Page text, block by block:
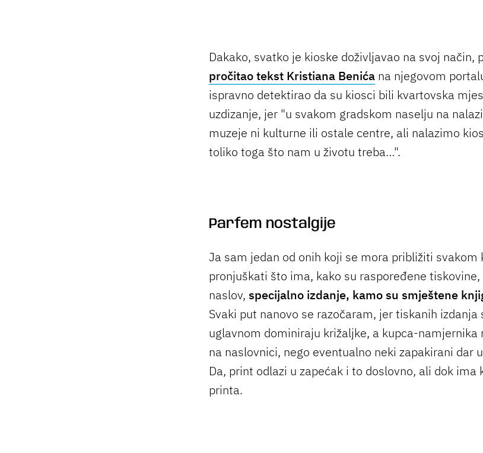
Dakako, svatko je kioske doživljavao na svoj način,
pročitao tekst Kristiana Benića na njegovom
ispravno detektirao da su kiosci bili kvartovska
uzdizanje, jer "u svakom gradskom naselju na
muzeje ni kulturne ili ostale centre, ali nalazimo
toliko toga što nam u životu treba…".
Parfem nostalgije
Ja sam jedan od onih koji se mora približiti svakom
pronjuškati što ima, kako su raspoređene
naslov, specijalno izdanje, kamo su smještene
Svaki put nanovo se razočaram, jer tiskanih izdanja
uglavnom dominiraju križaljke, a kupca-namjernika
na naslovnici, nego eventualno neki zapakirani dar
Da, print odlazi u zapećak i to doslovno, ali dok ima
printa.